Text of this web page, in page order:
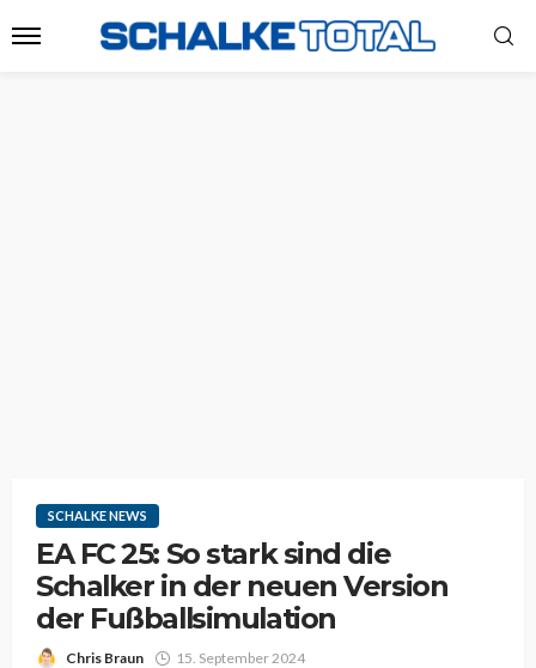
SCHALKE NEWS
EA FC 25: So stark sind die
Schalker in der neuen Version
der Fußballsimulation
Chris Braun 15. September 2024